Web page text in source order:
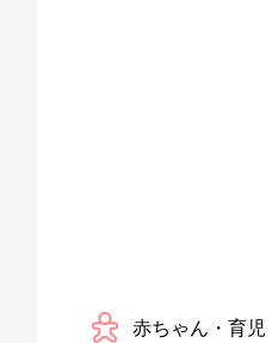
赤ちゃん・育児